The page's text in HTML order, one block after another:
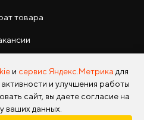
товара
и сервис Яндекс.Метрика для
и улучшения работы
сайт, вы даете согласие на
ваших данных.